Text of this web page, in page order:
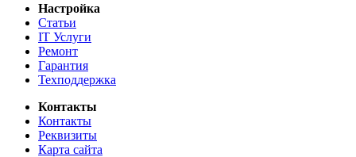
Настройка
Статьи
IT Услуги
Ремонт
Гарантия
Техподдержка
Контакты
Контакты
Реквизиты
Карта сайта